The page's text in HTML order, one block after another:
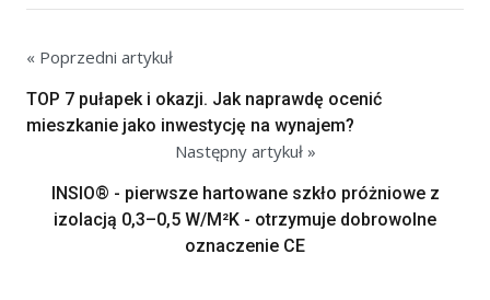
« Poprzedni artykuł
TOP 7 pułapek i okazji. Jak naprawdę ocenić
mieszkanie jako inwestycję na wynajem?
Następny artykuł »
INSIO® - pierwsze hartowane szkło próżniowe z
izolacją 0,3–0,5 W/M²K - otrzymuje dobrowolne
oznaczenie CE